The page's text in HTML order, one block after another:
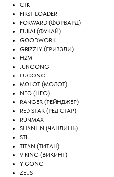
CTK
FIRST LOADER
FORWARD (ФОРВАРД)
FUKAI (ФУКАЙ)
GOODWORK
GRIZZLY (ГРИЗЗЛИ)
HZM
JUNGONG
LUGONG
MOLOT (МОЛОТ)
NEO (НЕО)
RANGER (РЕЙНДЖЕР)
RED STAR (РЕД СТАР)
RUNMAX
SHANLIN (ЧАНЛИНЬ)
STI
TITAN (ТИТАН)
VIKING (ВИКИНГ)
YIGONG
ZEUS